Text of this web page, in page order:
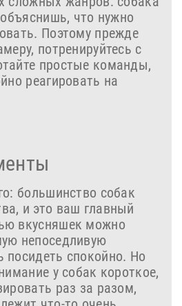
что нужно
Поэтому прежде
потренируйтесь с
простые команды,
реагировать на
большинство собак
и это ваш главный
вкусняшек можно
непоседливую
посидеть спокойно. Но
у собак короткое,
раз за разом,